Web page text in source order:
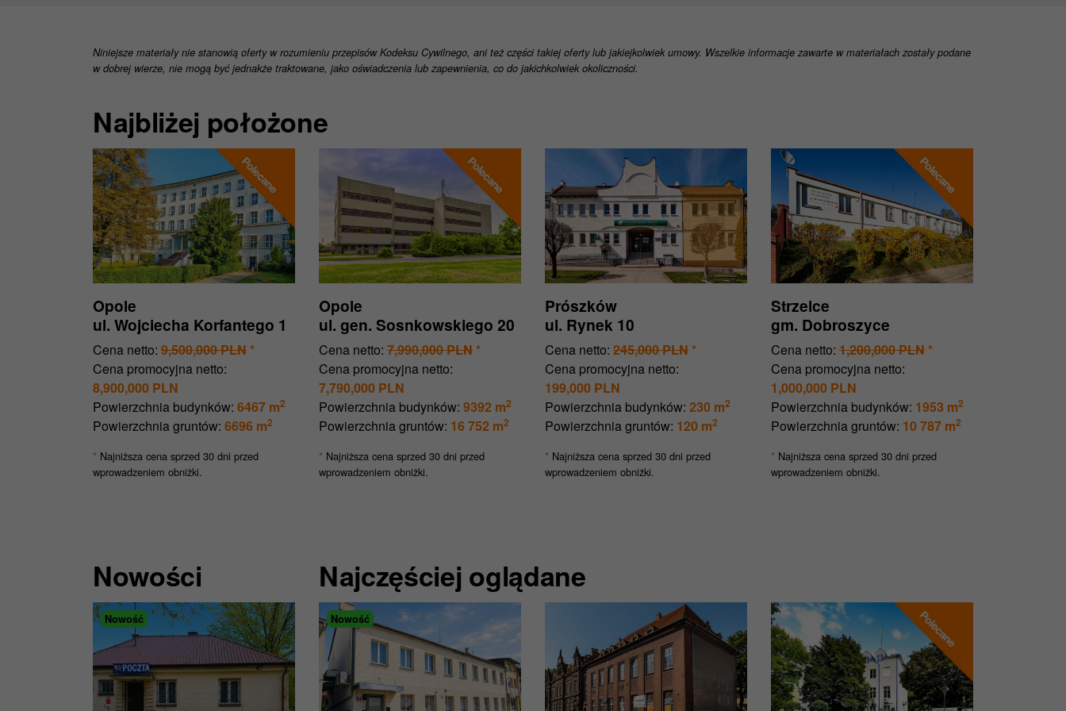
Niniejsze materiały nie stanowią oferty w rozumieniu przepisów Kodeksu Cywilnego, ani też części takiej oferty lub jakiejkolwiek umowy. Wszelkie informacje zawarte w materiałach zostały podane
w dobrej wierze, nie mogą być jednakże traktowane, jako oświadczenia lub zapewnienia, co do jakichkolwiek okoliczności.
Najbliżej położone
Opole
ul. Wojciecha Korfantego 1
Cena netto: 9,500,000 PLN*
Cena promocyjna netto:
8,900,000 PLN
Powierzchnia budynków: 6467 m2
Powierzchnia gruntów: 6696 m2
* Najniższa cena sprzed 30 dni przed
wprowadzeniem obniżki.
Opole
ul. gen. Sosnkowskiego 20
Cena netto: 7,990,000 PLN*
Cena promocyjna netto:
7,790,000 PLN
Powierzchnia budynków: 9392 m2
Powierzchnia gruntów: 16 752 m2
* Najniższa cena sprzed 30 dni przed
wprowadzeniem obniżki.
Prószków
ul. Rynek 10
Cena netto: 245,000 PLN*
Cena promocyjna netto:
199,000 PLN
Powierzchnia budynków: 230 m2
Powierzchnia gruntów: 120 m2
* Najniższa cena sprzed 30 dni przed
wprowadzeniem obniżki.
Strzelce
gm. Dobroszyce
Cena netto: 1,200,000 PLN*
Cena promocyjna netto:
1,000,000 PLN
Powierzchnia budynków: 1953 m2
Powierzchnia gruntów: 10 787 m2
* Najniższa cena sprzed 30 dni przed
wprowadzeniem obniżki.
Nowości
Nowość
Najczęściej oglądane
Nowość